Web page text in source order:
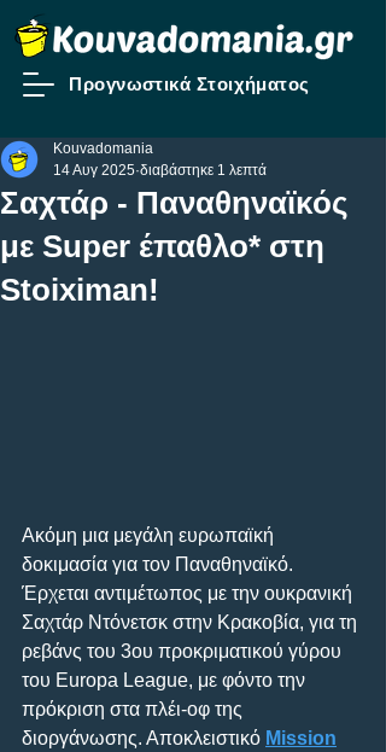
Προγνωστικά Στοιχήματος
Σαχτάρ - Παναθηναϊκός
με Super έπαθλο* στη
Stoiximan!
Kouvadomania
14 Αυγ 2025 διαβάστηκε 1 λεπτά
Ακόμη μια μεγάλη ευρωπαϊκή
δοκιμασία για τον Παναθηναϊκό.
Έρχεται αντιμέτωπος με την ουκρανική
Σαχτάρ Ντόνετσκ στην Κρακοβία, για τη
ρεβάνς του 3ου προκριματικού γύρου
του Europa League, με φόντο την
πρόκριση στα πλέι-οφ της
διοργάνωσης. Αποκλειστικό Mission